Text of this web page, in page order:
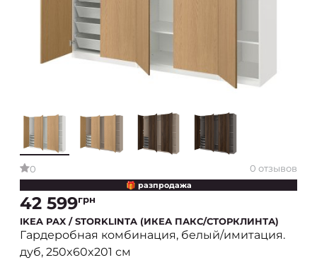
0 0 отзывов
🎁 разпродажа
42 599грн
IKEA PAX / STORKLINTA (ИКЕА ПАКС/СТОРКЛИНТА)
Гардеробная комбинация, белый/имитация.
дуб, 250x60x201 см